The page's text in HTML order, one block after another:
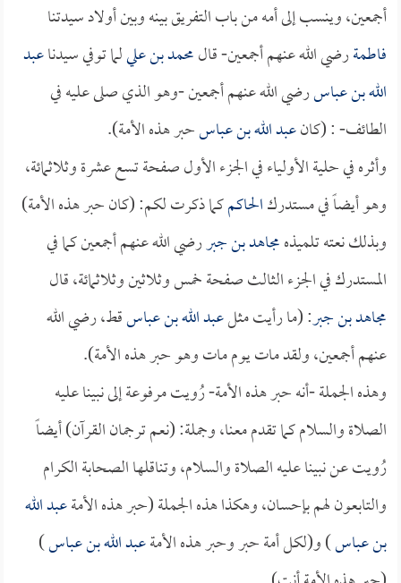
أجمعين، وينسب إلى أمه من باب التفريق بينه وبين أولاد سيدتنا
فاطمةرضي الله عنهم أجمعين- قالمحمد بن عليلما توفي سيدناعبد
الله بن عباسرضي الله عنهم أجمعين -وهو الذي صلى عليه في
الطائف- : (كانعبد الله بن عباسحبر هذه الأمة).
وأثره في حلية الأولياء في الجزء الأول صفحة تسع عشرة وثلاثمائة،
وهو أيضاً في مستدركالحاكمكما ذكرت لكم: (كان حبر هذه الأمة)
وبذلك نعته تلميذهمجاهد بن جبررضي الله عنهم أجمعين كما في
المستدرك في الجزء الثالث صفحة خمس وثلاثين وثلاثمائة، قال
مجاهد بن جبر: (ما رأيت مثلعبد الله بن عباسقط، رضي الله
عنهم أجمعين، ولقد مات يوم مات وهو حبر هذه الأمة).
وهذه الجملة -أنه حبر هذه الأمة- رُويت مرفوعة إلى نبينا عليه
الصلاة والسلام كما تقدم معنا، وجملة: (نعم ترجمان القرآن) أيضاً
رُويت عن نبينا عليه الصلاة والسلام، وتناقلها الصحابة الكرام
والتابعون لهم بإحسان، وهكذا هذه الجملة (حبر هذه الأمةعبد الله
بن عباس) و(لكل أمة حبر وحبر هذه الأمةعبد الله بن عباس)